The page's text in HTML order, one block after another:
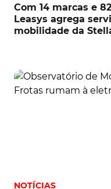
Com 14 marcas e
Leasys agrega
mobilidade da
NOTÍCIAS